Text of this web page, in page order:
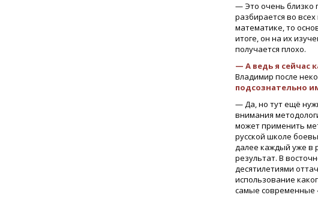
— Это очень близко
разбирается во
математике, то
итоге, он на их
получается плохо.
— А ведь я сейчас
Владимир после
подсознательно
— Да, но тут ещё
внимания
может применить
русской школе
далее каждый уже в
результат. В
десятилетиями
использование
самые современные